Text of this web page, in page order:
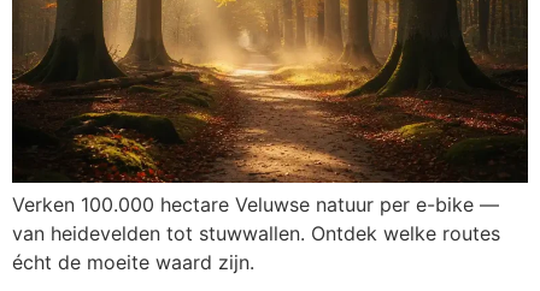
Verken 100.000 hectare Veluwse natuur per e-bike —
van heidevelden tot stuwwallen. Ontdek welke routes
écht de moeite waard zijn.